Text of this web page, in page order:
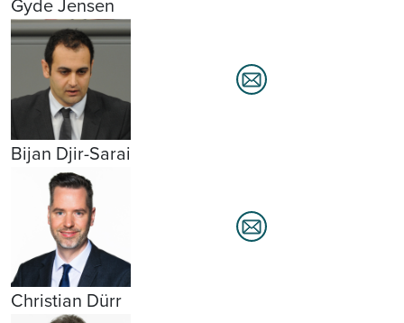
Gyde Jensen
Bijan Djir-Sarai
Christian Dürr